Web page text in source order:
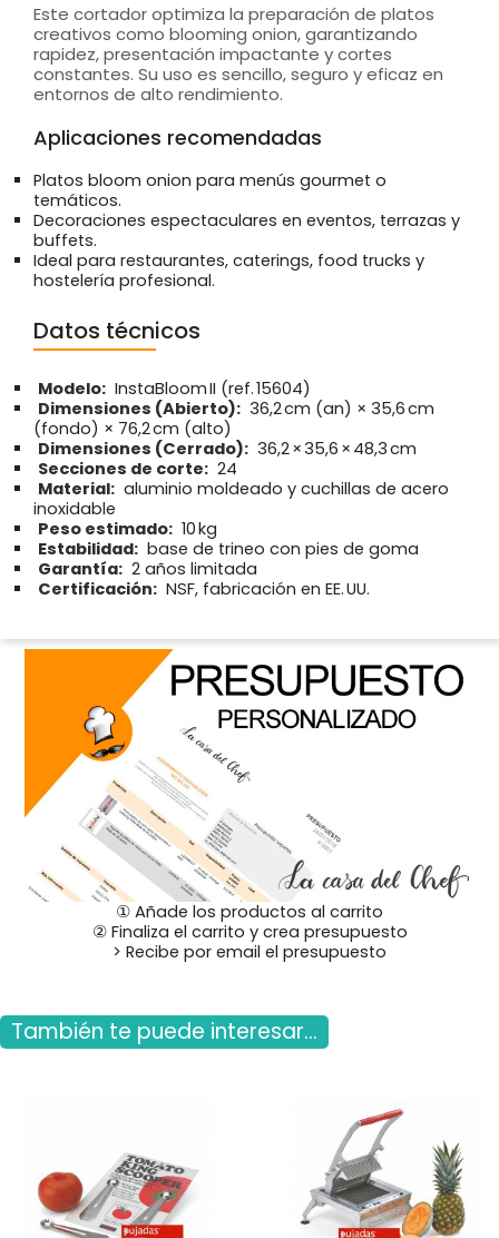
Este cortador optimiza la preparación de platos
creativos como blooming onion, garantizando
rapidez, presentación impactante y cortes
constantes. Su uso es sencillo, seguro y eficaz en
entornos de alto rendimiento.
Aplicaciones recomendadas
Platos bloom onion para menús gourmet o
temáticos.
Decoraciones espectaculares en eventos, terrazas y
buffets.
Ideal para restaurantes, caterings, food trucks y
hostelería profesional.
Datos técnicos
Modelo: InstaBloom II (ref. 15604)
Dimensiones (Abierto): 36,2 cm (an) × 35,6 cm
(fondo) × 76,2 cm (alto)
Dimensiones (Cerrado): 36,2 × 35,6 × 48,3 cm
Secciones de corte: 24
Material: aluminio moldeado y cuchillas de acero
inoxidable
Peso estimado: 10 kg
Estabilidad: base de trineo con pies de goma
Garantía: 2 años limitada
Certificación: NSF, fabricación en EE. UU.
① Añade los productos al carrito
② Finaliza el carrito y crea presupuesto
> Recibe por email el presupuesto
También te puede interesar...